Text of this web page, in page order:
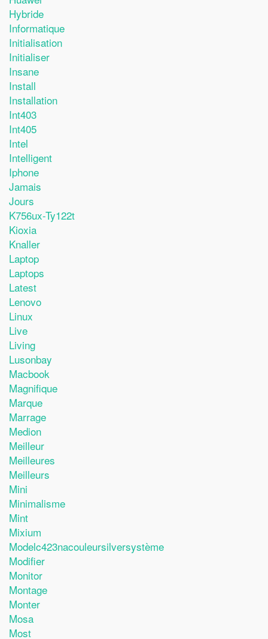
Hybride
Informatique
Initialisation
Initialiser
Insane
Install
Installation
Int403
Int405
Intel
Intelligent
Iphone
Jamais
Jours
K756ux-Ty122t
Kioxia
Knaller
Laptop
Laptops
Latest
Lenovo
Linux
Live
Living
Lusonbay
Macbook
Magnifique
Marque
Marrage
Medion
Meilleur
Meilleures
Meilleurs
Mini
Minimalisme
Mint
Mixium
Modelc423nacouleursilversystème
Modifier
Monitor
Montage
Monter
Mosa
Most